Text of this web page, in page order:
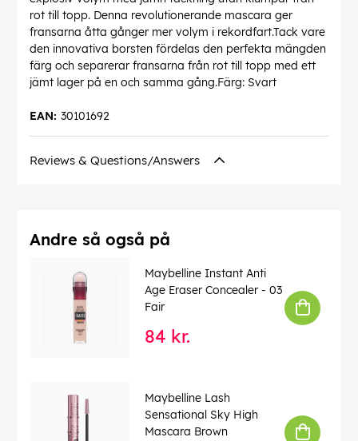
rot till topp. Denna revolutionerande mascara ger
fransarna åtta gånger mer volym i rekordfart.Tack vare
den innovativa borsten fördelas den perfekta mängden
färg och separerar fransarna från rot till topp med ett
jämt lager på en och samma gång.Färg: Svart
30101692
EAN:
Reviews & Questions/Answers
Andre så også på
Maybelline Instant Anti
Age Eraser Concealer - 03
Fair
84 kr.
Maybelline Lash
Sensational Sky High
Mascara Brown